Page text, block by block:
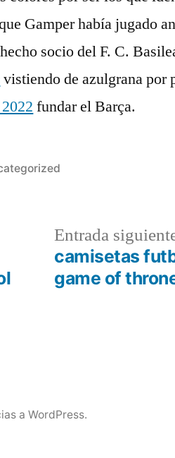
Gamper había jugado
socio del F. C.
vistiendo de azulgrana por
fundar el Barça.
Entrada
camisetas
game of
a WordPress.